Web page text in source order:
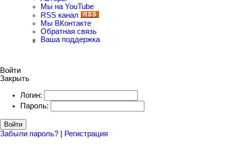
Мы на YouTube
RSS канал
Мы ВКонтакте
Обратная связь
Ваша поддержка
Войти
Закрыть
Логин:
Пароль:
Войти
Забыли пароль? | Регистрация